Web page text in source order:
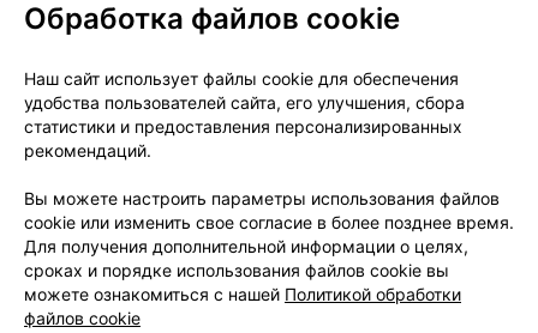
О проекте
Новости проекта
Размещение рекламы
Медицинский маркетинг
Публичный договор
Доставка
Способы оплаты
Вакансии
Партнеры
Написать руководителю 103.by
Написать в поддержку
Персональные настройки Cookie
Обработка файлов cookie
Наш сайт использует файлы cookie для обеспечения
удобства пользователей сайта, его улучшения, сбора
статистики и предоставления персонализированных
рекомендаций.
Вы можете настроить параметры использования файлов
cookie или изменить свое согласие в более позднее время.
Для получения дополнительной информации о целях,
сроках и порядке использования файлов cookie вы
можете ознакомиться с нашей Политикой обработки
файлов cookie